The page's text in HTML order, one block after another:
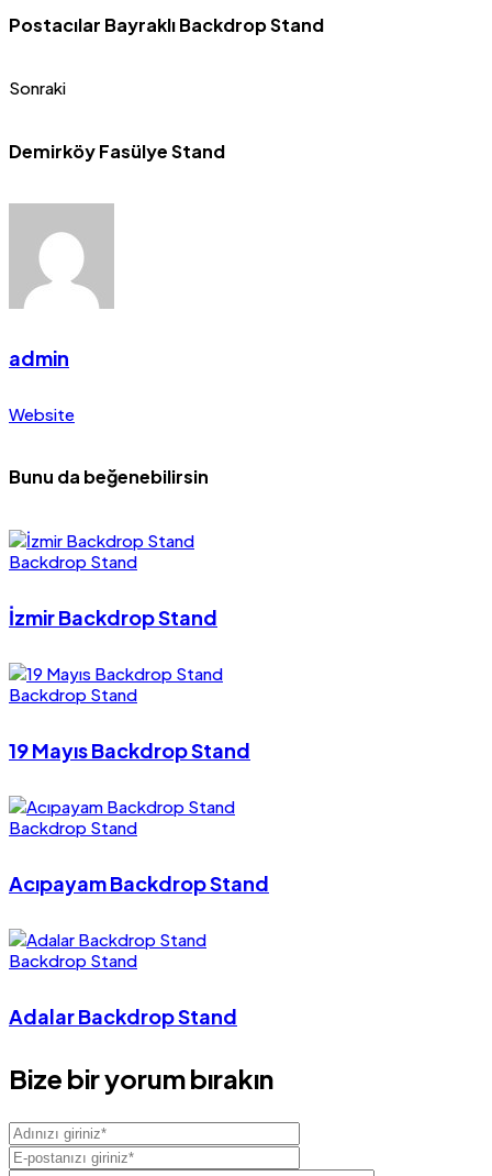
Postacılar Bayraklı Backdrop Stand
Sonraki
Demirköy Fasülye Stand
admin
Website
Bunu da beğenebilirsin
Backdrop Stand
İzmir Backdrop Stand
Backdrop Stand
19 Mayıs Backdrop Stand
Backdrop Stand
Acıpayam Backdrop Stand
Backdrop Stand
Adalar Backdrop Stand
Bize bir yorum bırakın